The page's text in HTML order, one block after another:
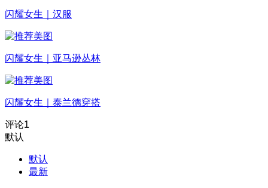
闪耀女生｜汉服
闪耀女生｜亚马逊丛林
闪耀女生｜泰兰德穿搭
评论1
默认
默认
最新